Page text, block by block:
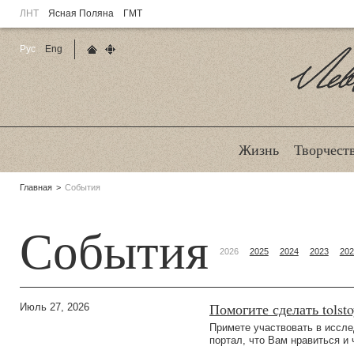
ЛНТ Ясная Поляна ГМТ
Жизнь
Родительские
Главная События
События 2026 2025 2024 2023
Июль 27, 2026 Помогите сделать
Примете участвовать в
портал, что Вам нравиться и
Рус
Eng